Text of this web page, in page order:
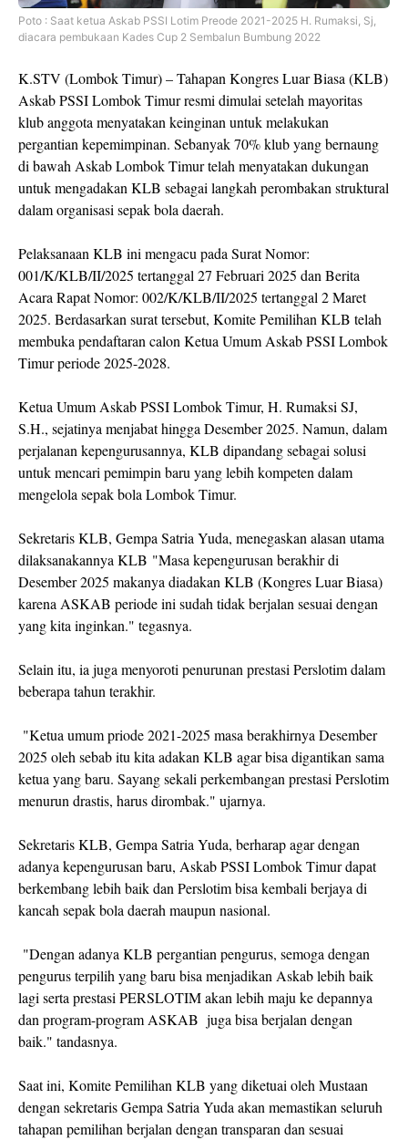
Poto : Saat ketua Askab PSSI Lotim Preode 2021-2025 H. Rumaksi, Sj,
diacara pembukaan Kades Cup 2 Sembalun Bumbung 2022
K.STV (Lombok Timur) – Tahapan Kongres Luar Biasa (KLB)
Askab PSSI Lombok Timur resmi dimulai setelah mayoritas
klub anggota menyatakan keinginan untuk melakukan
pergantian kepemimpinan. Sebanyak 70% klub yang bernaung
di bawah Askab Lombok Timur telah menyatakan dukungan
untuk mengadakan KLB sebagai langkah perombakan struktural
dalam organisasi sepak bola daerah.
Pelaksanaan KLB ini mengacu pada Surat Nomor:
001/K/KLB/II/2025 tertanggal 27 Februari 2025 dan Berita
Acara Rapat Nomor: 002/K/KLB/II/2025 tertanggal 2 Maret
2025. Berdasarkan surat tersebut, Komite Pemilihan KLB telah
membuka pendaftaran calon Ketua Umum Askab PSSI Lombok
Timur periode 2025-2028.
Ketua Umum Askab PSSI Lombok Timur, H. Rumaksi SJ,
S.H., sejatinya menjabat hingga Desember 2025. Namun, dalam
perjalanan kepengurusannya, KLB dipandang sebagai solusi
untuk mencari pemimpin baru yang lebih kompeten dalam
mengelola sepak bola Lombok Timur.
Sekretaris KLB, Gempa Satria Yuda, menegaskan alasan utama
dilaksanakannya KLB "Masa kepengurusan berakhir di
Desember 2025 makanya diadakan KLB (Kongres Luar Biasa)
karena ASKAB periode ini sudah tidak berjalan sesuai dengan
yang kita inginkan." tegasnya.
Selain itu, ia juga menyoroti penurunan prestasi Perslotim dalam
beberapa tahun terakhir.
"Ketua umum priode 2021-2025 masa berakhirnya Desember
2025 oleh sebab itu kita adakan KLB agar bisa digantikan sama
ketua yang baru. Sayang sekali perkembangan prestasi Perslotim
menurun drastis, harus dirombak." ujarnya.
Sekretaris KLB, Gempa Satria Yuda, berharap agar dengan
adanya kepengurusan baru, Askab PSSI Lombok Timur dapat
berkembang lebih baik dan Perslotim bisa kembali berjaya di
kancah sepak bola daerah maupun nasional.
"Dengan adanya KLB pergantian pengurus, semoga dengan
pengurus terpilih yang baru bisa menjadikan Askab lebih baik
lagi serta prestasi PERSLOTIM akan lebih maju ke depannya
dan program-program ASKAB juga bisa berjalan dengan
baik." tandasnya.
Saat ini, Komite Pemilihan KLB yang diketuai oleh Mustaan
dengan sekretaris Gempa Satria Yuda akan memastikan seluruh
tahapan pemilihan berjalan dengan transparan dan sesuai